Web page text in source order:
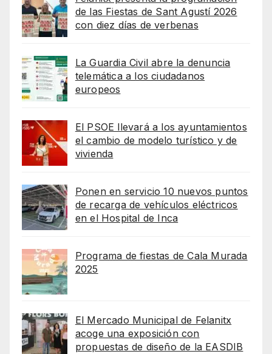
de las Fiestas de Sant Agustí 2026
con diez días de verbenas
La Guardia Civil abre la denuncia
telemática a los ciudadanos
europeos
El PSOE llevará a los ayuntamientos
el cambio de modelo turístico y de
vivienda
Ponen en servicio 10 nuevos puntos
de recarga de vehículos eléctricos
en el Hospital de Inca
Programa de fiestas de Cala Murada
2025
El Mercado Municipal de Felanitx
acoge una exposición con
propuestas de diseño de la EASDIB